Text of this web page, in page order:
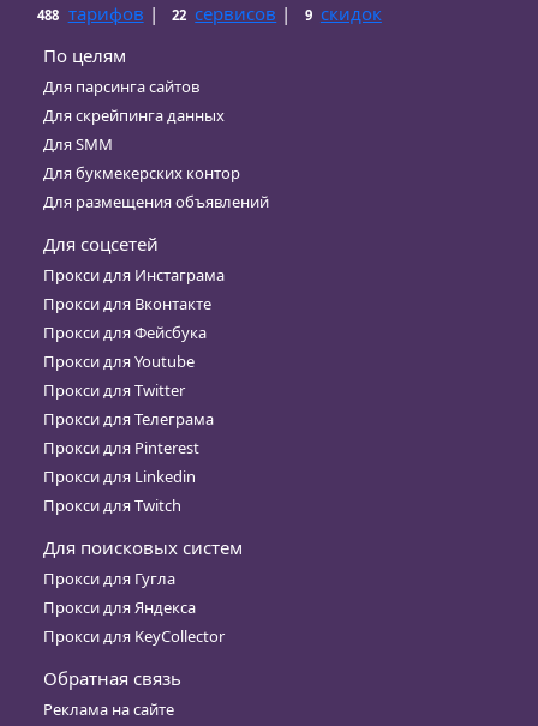
488 тарифов | 22 сервисов | 9 скидок
По целям
Для парсинга сайтов
Для скрейпинга данных
Для SMM
Для букмекерских контор
Для размещения объявлений
Для соцсетей
Прокси для Инстаграма
Прокси для Вконтакте
Прокси для Фейсбука
Прокси для Youtube
Прокси для Twitter
Прокси для Телеграма
Прокси для Pinterest
Прокси для Linkedin
Прокси для Twitch
Для поисковых систем
Прокси для Гугла
Прокси для Яндекса
Прокси для KeyCollector
Обратная связь
Реклама на сайте